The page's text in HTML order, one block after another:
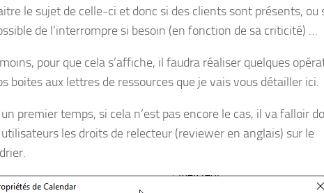
le sujet de celle-ci et donc si des clients sont présents, ou
de l’interrompre si besoin (en fonction de sa criticité) …
pour que cela s’affiche, il faudra réaliser quelques
boites aux lettres de ressources que je vais vous détailler ici.
premier temps, si cela n’est pas encore le cas, il va falloir
les droits de relecteur (reviewer en anglais) sur le